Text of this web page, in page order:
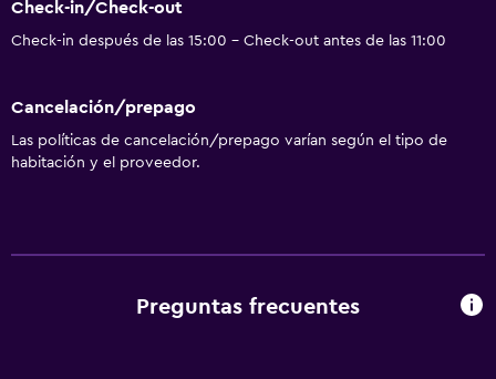
Check-in/Check-out
Check-in después de las 15:00 - Check-out antes de las 11:00
Cancelación/prepago
Las políticas de cancelación/prepago varían según el tipo de
habitación y el proveedor.
Preguntas frecuentes